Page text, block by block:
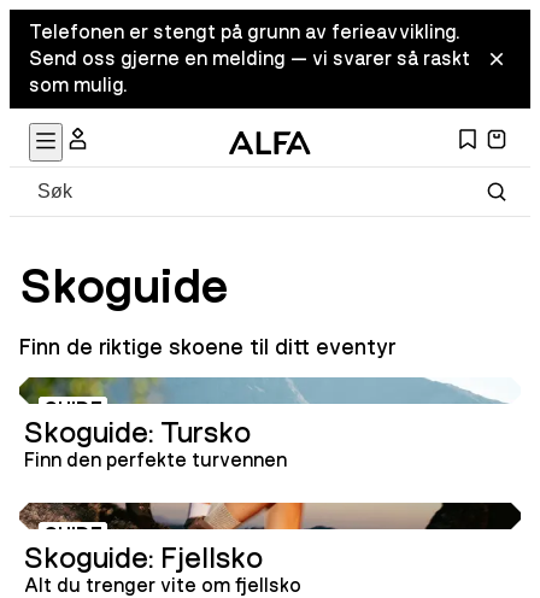
Telefonen er stengt på grunn av ferieavvikling.
Send oss gjerne en melding — vi svarer så raskt
som mulig.
Skoguide
Finn de riktige skoene til ditt eventyr
GUIDE
Skoguide: Tursko
Finn den perfekte turvennen
GUIDE
Skoguide: Fjellsko
Alt du trenger vite om fjellsko